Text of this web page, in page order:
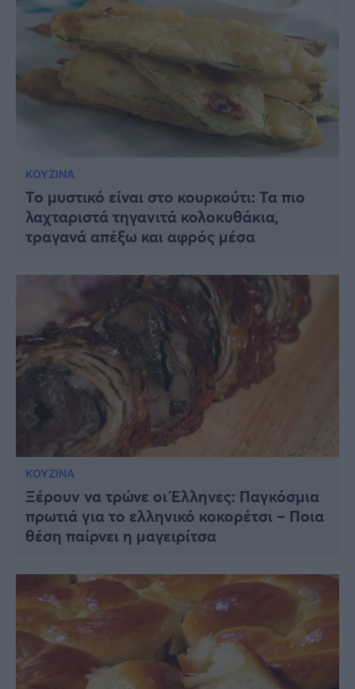
ΚΟΥΖΙΝΑ
Το μυστικό είναι στο κουρκούτι: Τα πιο
λαχταριστά τηγανιτά κολοκυθάκια,
τραγανά απέξω και αφρός μέσα
ΚΟΥΖΙΝΑ
Ξέρουν να τρώνε οι Έλληνες: Παγκόσμια
πρωτιά για το ελληνικό κοκορέτσι – Ποια
θέση παίρνει η μαγειρίτσα